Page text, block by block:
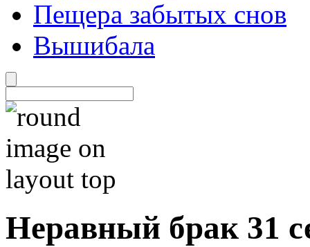
Пещера забытых снов
Вышибала
Неравный брак 31